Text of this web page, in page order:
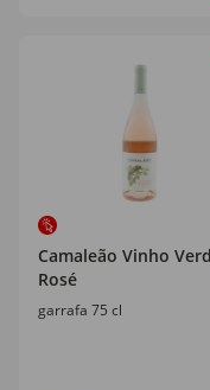
Camaleão Vinho
Rosé
garrafa 75 cl